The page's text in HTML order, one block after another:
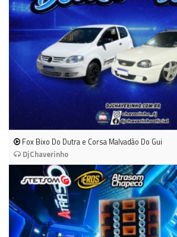
Fox Bixo Do Dutra e Corsa Malvadão Do Gui
DjChaverinho